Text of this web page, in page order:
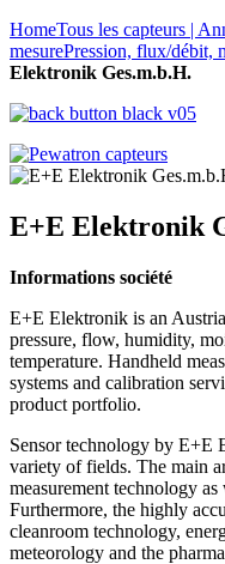
HomeTous les capteurs |
mesurePression, flux/débit,
Elektronik Ges.m.b.H.
E+E Elektronik
Informations société
E+E Elektronik is an
pressure, flow, humidity,
temperature. Handheld
systems and calibration
product portfolio.
Sensor technology by E+E
variety of fields. The main
measurement technology
Furthermore, the highly
cleanroom technology,
meteorology and the